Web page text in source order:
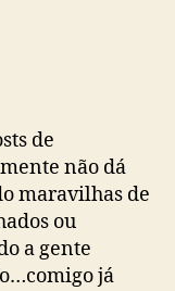
de
não dá
maravilhas de
ou
a gente
já